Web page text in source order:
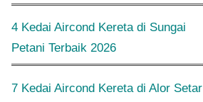
4 Kedai Aircond Kereta di Sungai
Petani Terbaik 2026
7 Kedai Aircond Kereta di Alor Setar